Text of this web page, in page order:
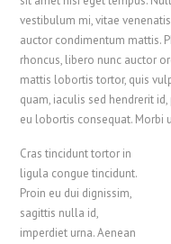
vestibulum mi, vitae
auctor condimentum mattis.
rhoncus, libero nunc auctor
mattis lobortis tortor, quis
quam, iaculis sed hendrerit
eu lobortis consequat. Morbi
Cras tincidunt tortor in
ligula congue tincidunt.
Proin eu dui dignissim,
sagittis nulla id,
imperdiet urna. Aenean